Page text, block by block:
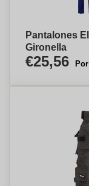
Pantalones
Gironella
€25,56